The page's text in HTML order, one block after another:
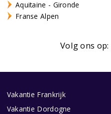
Aquitaine - Gironde
Franse Alpen
Volg ons op:
Vakantie Frankrijk
Vakantie Dordogne